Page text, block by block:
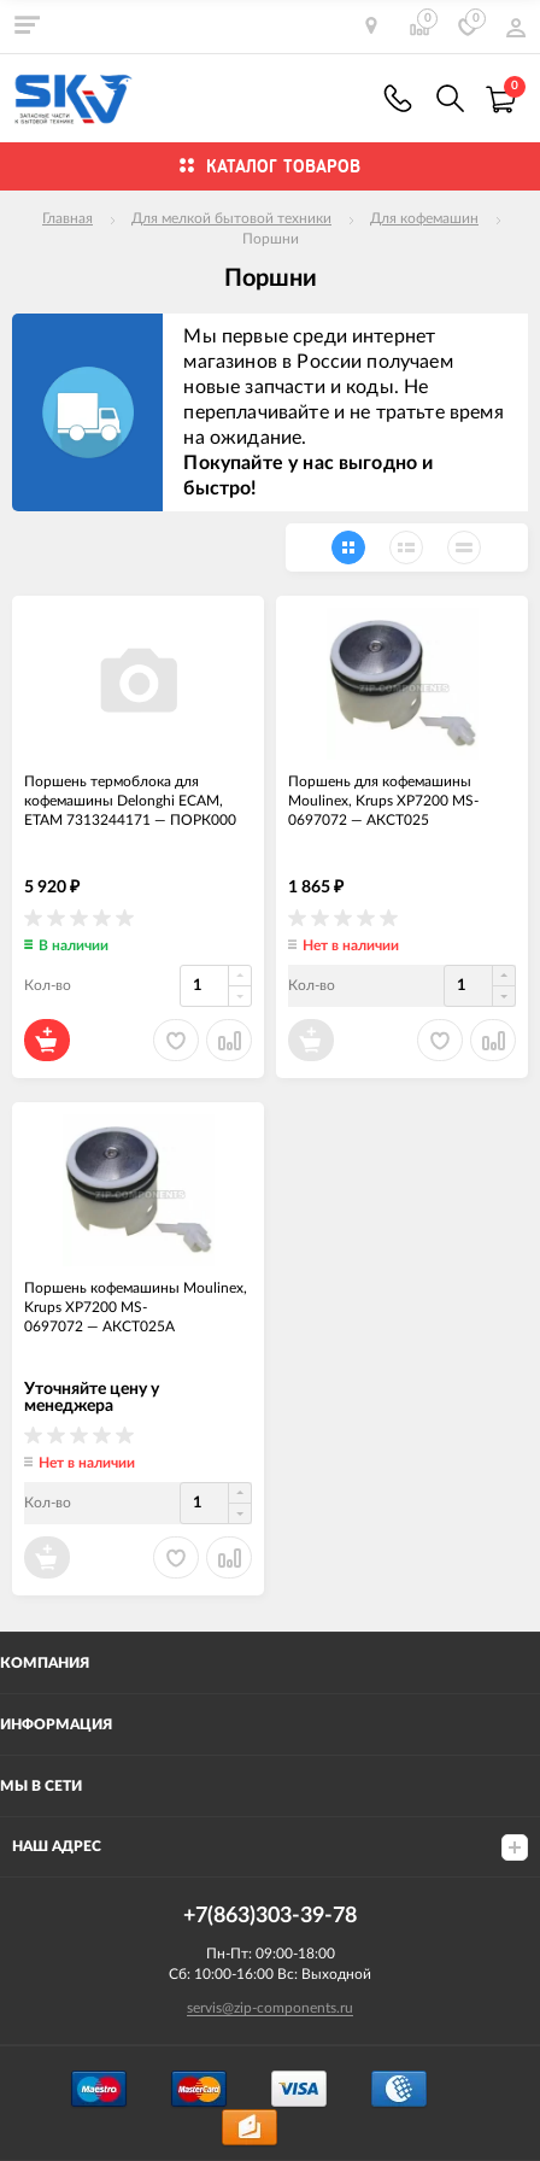
0 0
0
КАТАЛОГ ТОВАРОВ
Главная Для мелкой бытовой техники
Для кофемашин
Поршни
Поршни
Мы первые среди интернет
магазинов в России получаем
новые запчасти и коды. Не
переплачивайте и не тратьте время
на ожидание.
Покупайте у нас выгодно и
быстро!
Поршень термоблока для
кофемашины Delonghi ECAM,
ETAM 7313244171 — ПОРК000
5 920 ₽
В наличии
Кол-во
Поршень для кофемашины
Moulinex, Krups ХР7200 MS-
0697072 — АКСТ025
1 865 ₽
Нет в наличии
Кол-во
Поршень кофемашины Moulinex,
Krups ХР7200 MS-
0697072 — АКСТ025А
Уточняйте цену у
менеджера
Нет в наличии
Кол-во
КОМПАНИЯ
ИНФОРМАЦИЯ
МЫ В СЕТИ
НАШ АДРЕС
+7(863)303-39-78
Пн-Пт: 09:00-18:00
Сб: 10:00-16:00 Вс: Выходной
servis@zip-components.ru